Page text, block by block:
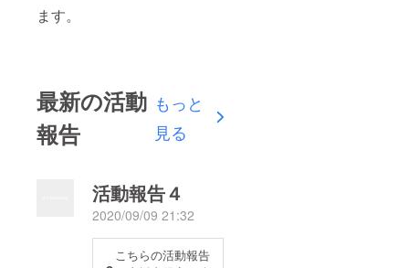
ます。
最新の活動
報告
もっと
見る
活動報告４
2020/09/09 21:32
こちらの活動報告